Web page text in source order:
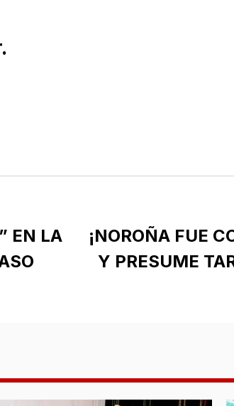
EN LA
¡NOROÑA FUE
Y PRESUME